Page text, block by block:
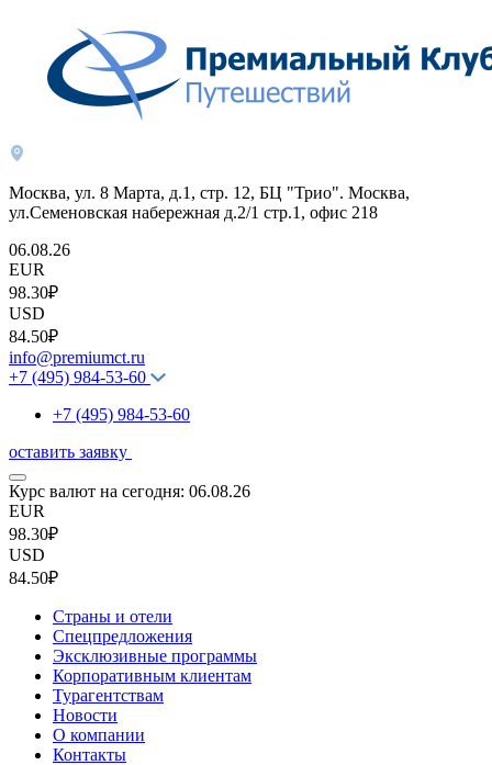
Москва, ул. 8 Марта, д.1, стр. 12, БЦ "Трио". Москва,
ул.Семеновская набережная д.2/1 стр.1, офис 218
06.08.26
EUR
98.30₽
USD
84.50₽
info@premiumct.ru
+7 (495) 984-53-60
+7 (495) 984-53-60
оставить заявку
Курс валют на сегодня: 06.08.26
EUR
98.30₽
USD
84.50₽
Страны и отели
Спецпредложения
Эксклюзивные программы
Корпоративным клиентам
Турагентствам
Новости
О компании
Контакты